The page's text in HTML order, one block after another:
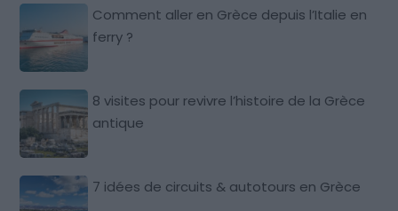
Comment aller en Grèce depuis l’Italie en
ferry ?
8 visites pour revivre l’histoire de la Grèce
antique
7 idées de circuits & autotours en Grèce